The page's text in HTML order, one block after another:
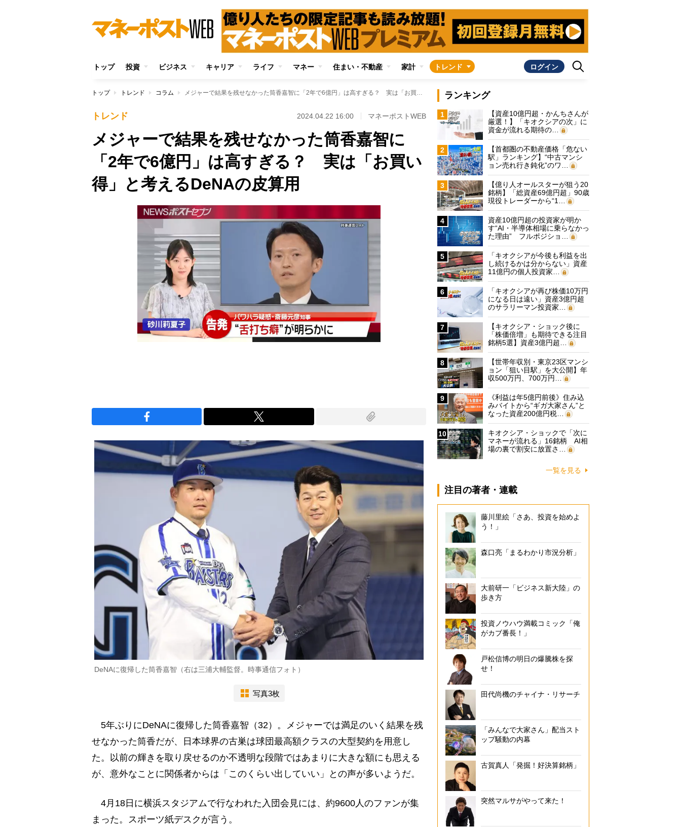
トップ 投資 ビジネス キャリア ライフ マネー 住まい・不動産 家計 トレンド ログイン
トップ トレンド コラム メジャーで結果を残せなかった筒香嘉智に「2年で6億円」は高すぎる？ 実は「お買い得」と考えるDeNAの皮算用
トレンド 2024.04.22 16:00 マネーポストWEB
メジャーで結果を残せなかった筒香嘉智に
「2年で6億円」は高すぎる？ 実は「お買い
得」と考えるDeNAの皮算用
DeNAに復帰した筒香嘉智（右は三浦大輔監督。時事通信フォト）
写真3枚
5年ぶりにDeNAに復帰した筒香嘉智（32）。メジャーでは満足のいく結果を残
せなかった筒香だが、日本球界の古巣は球団最高額クラスの大型契約を用意し
た。以前の輝きを取り戻せるのか不透明な段階ではあまりに大きな額にも思える
が、意外なことに関係者からは「このくらい出していい」との声が多いようだ。
4月18日に横浜スタジアムで行なわれた入団会見には、約9600人のファンが集
まった。スポーツ紙デスクが言う。
ランキング
1
【資産10億円超・かんちさんが
厳選！】「キオクシアの次」に
資金が流れる期待の…
2
【首都圏の不動産価格「危ない
駅」ランキング】“中古マンシ
ョン売れ行き鈍化”のワ…
3
【億り人オールスターが狙う20
銘柄】「総資産69億円超」90歳
現役トレーダーから“1…
4
資産10億円超の投資家が明か
す“AI・半導体相場に乗らなかっ
た理由” フルポジショ…
5
「キオクシアが今後も利益を出
し続けるかは分からない」資産
11億円の個人投資家…
6
「キオクシアが再び株価10万円
になる日は遠い」資産3億円超
のサラリーマン投資家…
7
【キオクシア・ショック後に
「株価倍増」も期待できる注目
銘柄5選】資産3億円超…
8
【世帯年収別・東京23区マンシ
ョン「狙い目駅」を大公開】年
収500万円、700万円…
9
《利益は年5億円前後》住み込
みバイトから“ギガ大家さん”と
なった資産200億円税…
10
キオクシア・ショックで「次に
マネーが流れる」16銘柄 AI相
場の裏で割安に放置さ…
一覧を見る
注目の著者・連載
藤川里絵「さあ、投資を始めよ
う！」
森口亮「まるわかり市況分析」
大前研一「ビジネス新大陸」の
歩き方
投資ノウハウ満載コミック「俺
がカブ番長！」
戸松信博の明日の爆騰株を探
せ！
田代尚機のチャイナ・リサーチ
「みんなで大家さん」配当スト
ップ騒動の内幕
古賀真人「発掘！好決算銘柄」
突然マルサがやって来た！